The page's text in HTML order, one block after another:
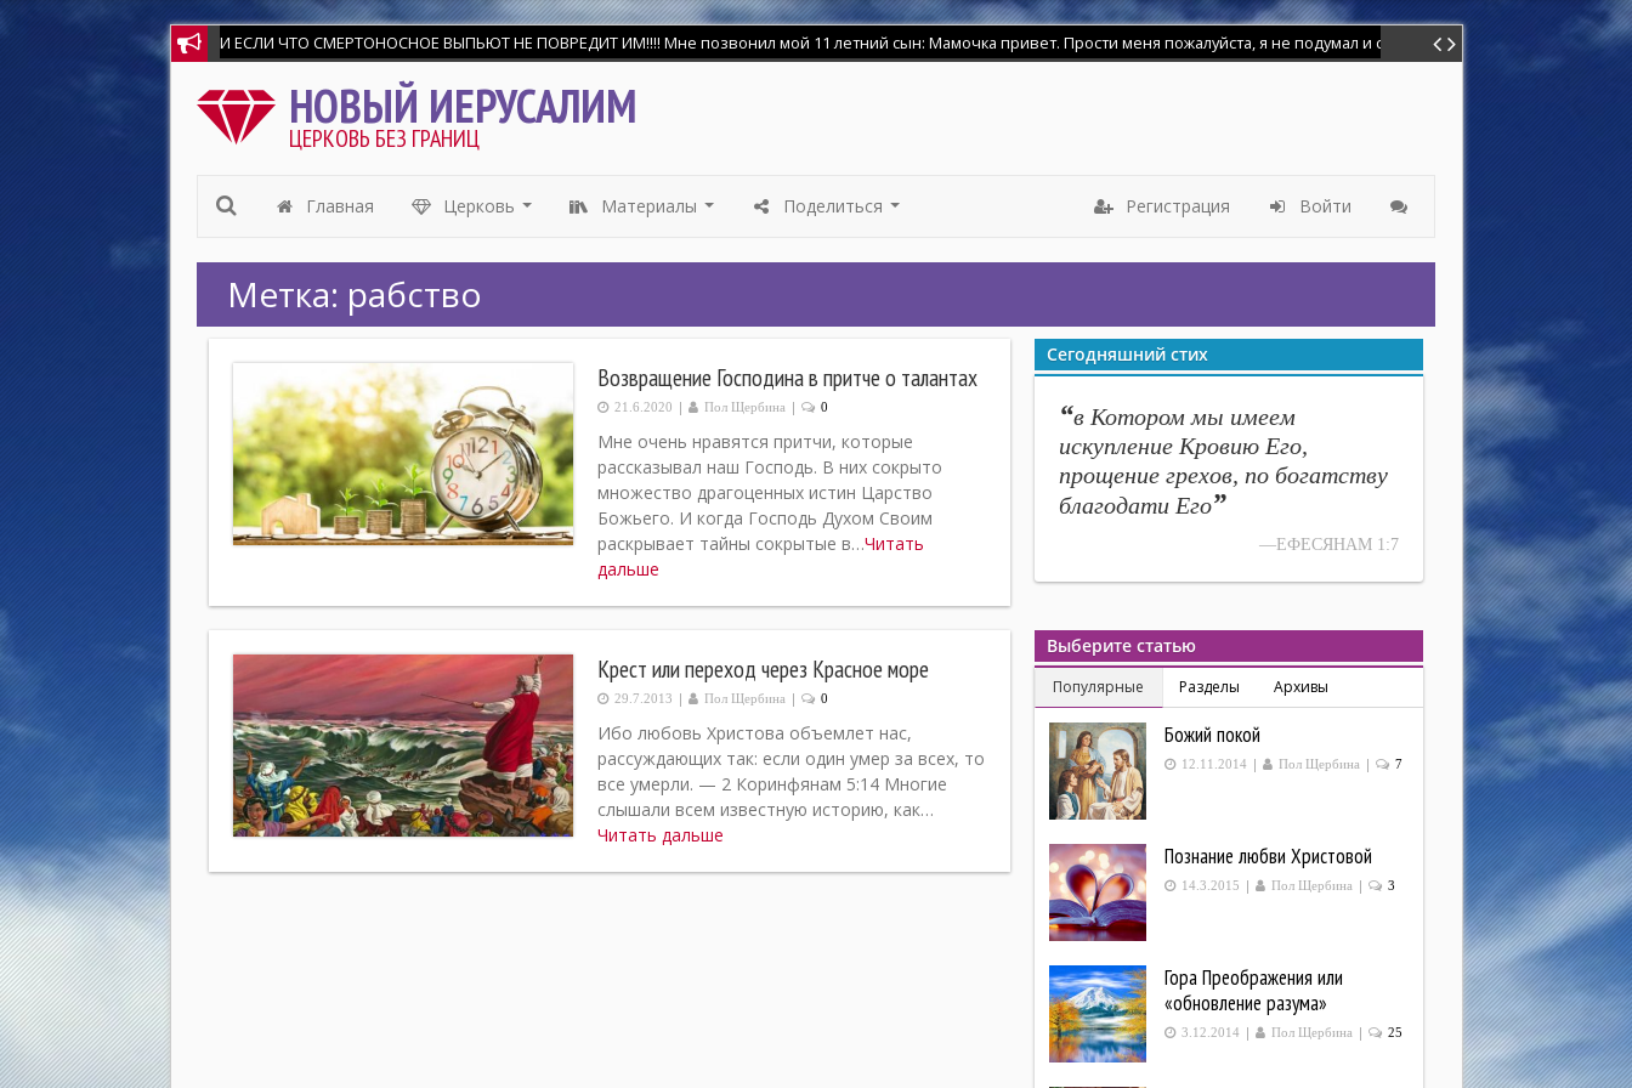
И ЕСЛИ ЧТО СМЕРТОНОСНОЕ ВЫПЬЮТ НЕ ПОВРЕДИТ ИМ!!!! Мне позвонил мой 11 летний сын: Мамочка привет. Прости меня пожалуйста, я не подумал и сделал глупость. Я баловался
НОВЫЙ ИЕРУСАЛИМ
ЦЕРКОВЬ БЕЗ ГРАНИЦ
Главная Церковь Материалы Поделиться Регистрация Войти
Метка: рабство
Возвращение Господина в притче о талантах
21.6.2020 | Пол Щербина | 0
Мне очень нравятся притчи, которые
рассказывал наш Господь. В них сокрыто
множество драгоценных истин Царство
Божьего. И когда Господь Духом Своим
раскрывает тайны сокрытые в…Читать
дальше
Крест или переход через Красное море
29.7.2013 | Пол Щербина | 0
Ибо любовь Христова объемлет нас,
рассуждающих так: если один умер за всех, то
все умерли. — 2 Коринфянам 5:14 Многие
слышали всем известную историю, как…
Читать дальше
Сегодняшний стих
“в Котором мы имеем
искупление Кровию Его,
прощение грехов, по богатству
благодати Его”
—ЕФЕСЯНАМ 1:7
Выберите статью
Популярные Разделы Архивы
Божий покой
12.11.2014 | Пол Щербина | 7
Познание любви Христовой
14.3.2015 | Пол Щербина | 3
Гора Преображения или
«обновление разума»
3.12.2014 | Пол Щербина | 25